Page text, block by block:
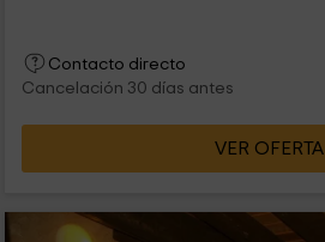
Contacto directo
Cancelación 30 días antes
VER OFERTA